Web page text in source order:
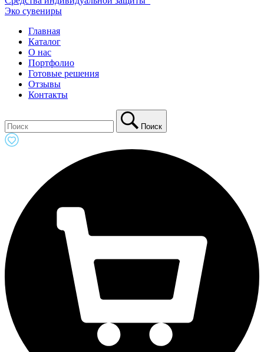
Эко сувениры
Главная
Каталог
О нас
Портфолио
Готовые решения
Отзывы
Контакты
Поиск